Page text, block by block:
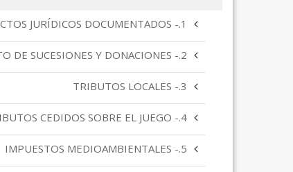
1.- TRANSMISIONES PATRIMONIALES Y ACTOS JURÍDICOS DOCUMENTADOS
2.- IMPUESTO DE SUCESIONES Y DONACIONES
3.- TRIBUTOS LOCALES
4.- TRIBUTOS CEDIDOS SOBRE EL JUEGO
5.- IMPUESTOS MEDIOAMBIENTALES